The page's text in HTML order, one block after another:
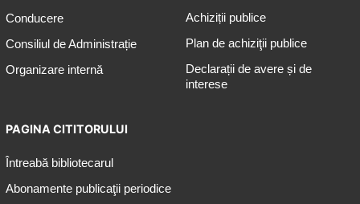
Conducere
Consiliul de Administrație
Organizare internă
Achiziții publice
Plan de achiziţii publice
Declarații de avere și de
interese
PAGINA CITITORULUI
Întreabă bibliotecarul
Abonamente publicaţii periodice